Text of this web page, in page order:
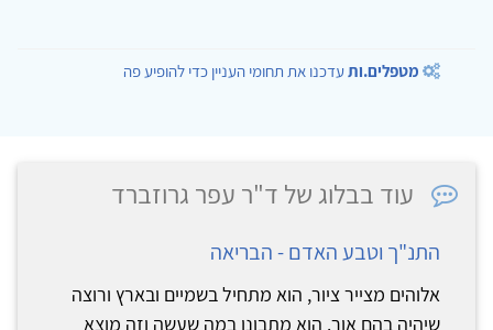
מטפלים.ותעדכנו את תחומי העניין כדי להופיע פה
עוד בבלוג של ד"ר עפר גרוזברד
התנ"ך וטבע האדם - הבריאה
אלוהים מצייר ציור, הוא מתחיל בשמיים ובארץ ורוצה
שיהיה בהם אור. הוא מתבונן במה שעשה וזה מוצא